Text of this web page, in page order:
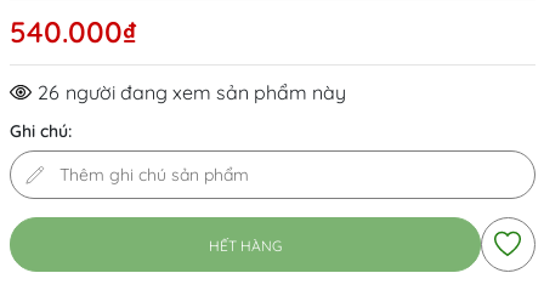
540.000₫
26 người đang xem sản phẩm này
Ghi chú:
HẾT HÀNG